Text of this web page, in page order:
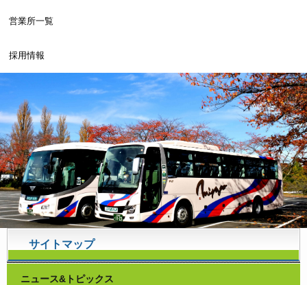
営業所一覧
採用情報
サイトマップ
ニュース&トピックス